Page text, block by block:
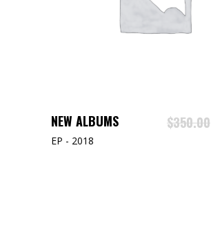
AJOUTER AU PANIER
NEW ALBUMS $350.00
EP - 2018